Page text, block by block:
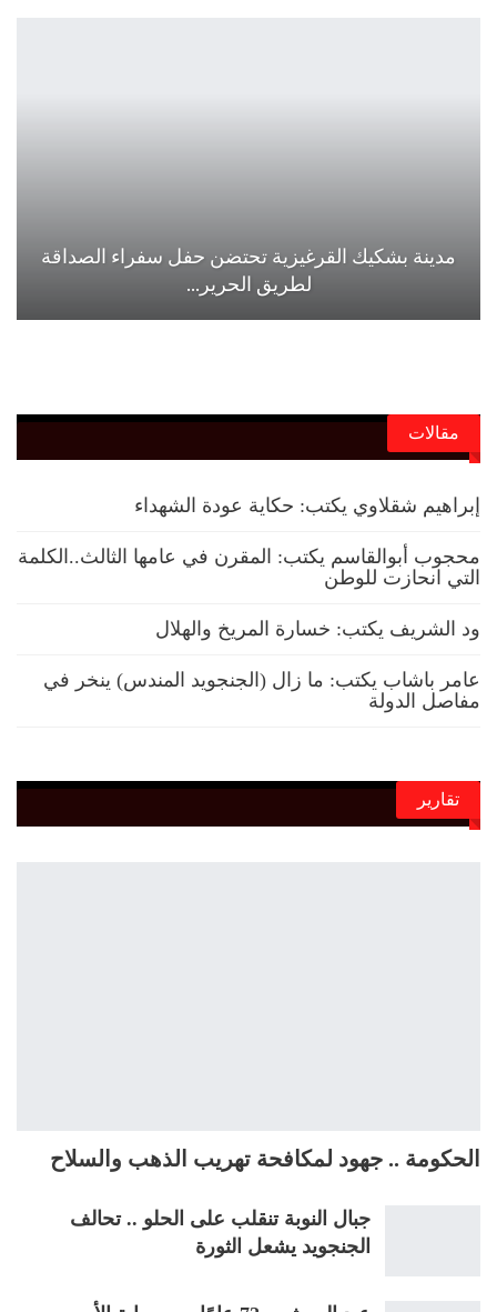
مدينة بشكيك القرغيزية تحتضن حفل سفراء الصداقة
لطريق الحرير…
مقالات
إبراهيم شقلاوي يكتب: حكاية عودة الشهداء
محجوب أبوالقاسم يكتب: المقرن في عامها الثالث..الكلمة
التي انحازت للوطن
ود الشريف يكتب: خسارة المريخ والهلال
عامر باشاب يكتب: ما زال (الجنجويد المندس) ينخر في
مفاصل الدولة
تقارير
الحكومة .. جهود لمكافحة تهريب الذهب والسلاح
جبال النوبة تنقلب على الحلو .. تحالف
الجنجويد يشعل الثورة